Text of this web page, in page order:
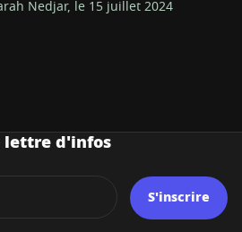
Nedjar, le 15 juillet 2024
lettre d'infos
S'inscrire